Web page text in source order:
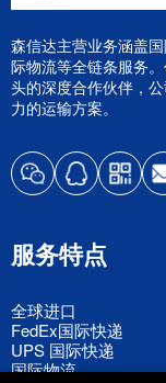
森信达主营业务涵盖
际物流等全链条服务
头的深度合作伙伴，
力的运输方案。
服务特点
全球进口
FedEx国际快递
UPS 国际快递
国际物流